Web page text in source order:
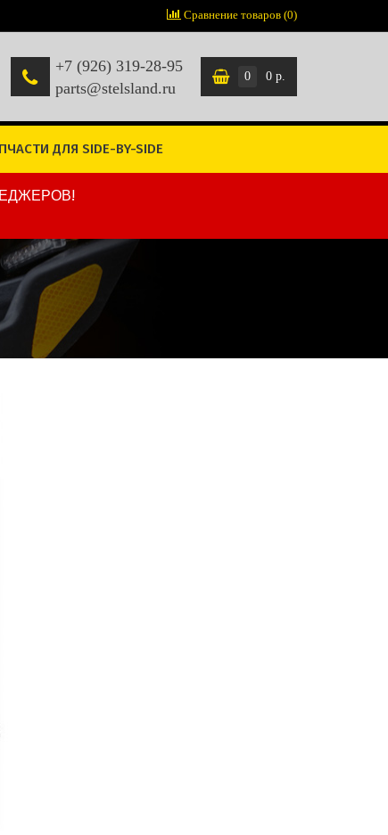
Сравнение товаров (0)
+7 (926) 319-28-95
parts@stelsland.ru
0 0 р.
ДЛЯ SIDE-BY-SIDE